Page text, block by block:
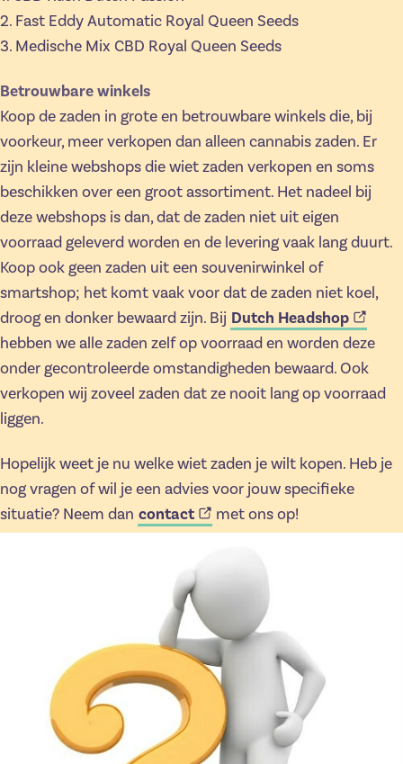
2. Fast Eddy Automatic Royal Queen Seeds
3. Medische Mix CBD Royal Queen Seeds
Betrouwbare winkels
Koop de zaden in grote en betrouwbare winkels die, bij
voorkeur, meer verkopen dan alleen cannabis zaden. Er
zijn kleine webshops die wiet zaden verkopen en soms
beschikken over een groot assortiment. Het nadeel bij
deze webshops is dan, dat de zaden niet uit eigen
voorraad geleverd worden en de levering vaak lang duurt.
Koop ook geen zaden uit een souvenirwinkel of
smartshop; het komt vaak voor dat de zaden niet koel,
droog en donker bewaard zijn. Bij Dutch Headshop
hebben we alle zaden zelf op voorraad en worden deze
onder gecontroleerde omstandigheden bewaard. Ook
verkopen wij zoveel zaden dat ze nooit lang op voorraad
liggen.
Hopelijk weet je nu welke wiet zaden je wilt kopen. Heb je
nog vragen of wil je een advies voor jouw specifieke
situatie? Neem dan contact met ons op!